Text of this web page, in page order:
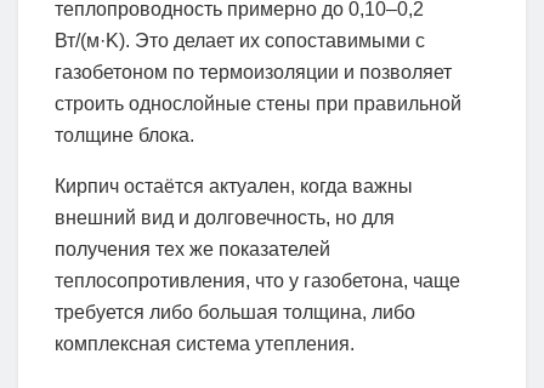
теплопроводность примерно до 0,10–0,2
Вт/(м·K). Это делает их сопоставимыми с
газобетоном по термоизоляции и позволяет
строить однослойные стены при правильной
толщине блока.
Кирпич остаётся актуален, когда важны
внешний вид и долговечность, но для
получения тех же показателей
теплосопротивления, что у газобетона, чаще
требуется либо большая толщина, либо
комплексная система утепления.